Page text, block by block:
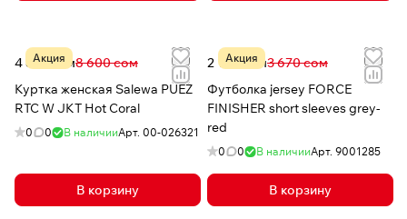
Акция
4 873 сом8 600 сом
Куртка женская Salewa PUEZ
RTC W JKT Hot Coral
0 0 В наличииАрт. 00-026321
В корзину
Акция
2 149 сом3 670 сом
Футболка jersey FORCE
FINISHER short sleeves grey-
red
0 0 В наличииАрт. 9001285
В корзину